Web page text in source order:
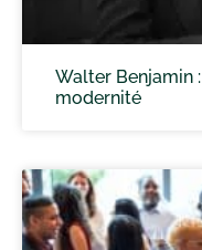
Walter Benjamin
modernité